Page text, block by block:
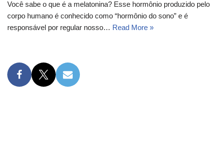
Você sabe o que é a melatonina? Esse hormônio produzido pelo
corpo humano é conhecido como “hormônio do sono” e é
responsável por regular nosso… Read More »